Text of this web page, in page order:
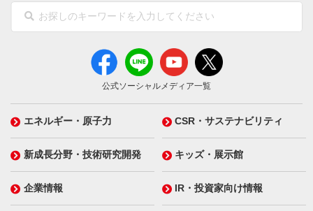
公式ソーシャルメディア一覧
エネルギー・原子力 CSR・サステナビリティ
新成長分野・技術研究開発 キッズ・展示館
企業情報 IR・投資家向け情報